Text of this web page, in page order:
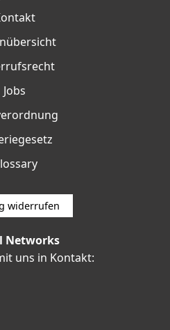
Jobs
widerrufen
Networks
uns in Kontakt: